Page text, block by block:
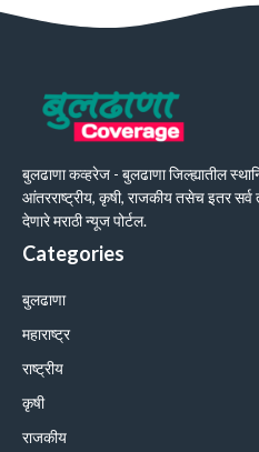
बुलढाणा कव्हरेज - बुलढाणा जिल्ह्यातील
आंतरराष्ट्रीय, कृषी, राजकीय तसेच इतर सर्व
देणारे मराठी न्यूज पोर्टल.
Categories
बुलढाणा
महाराष्ट्र
राष्ट्रीय
कृषी
राजकीय